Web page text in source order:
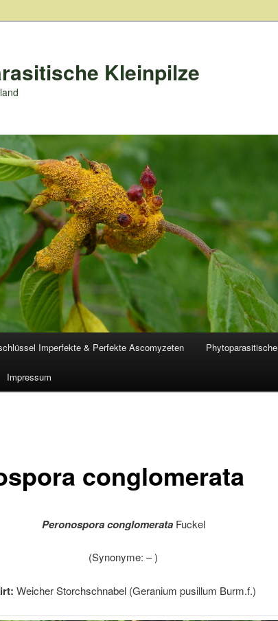
Kleinpilze
Imperfekte & Perfekte Ascomyzeten
Impressum
conglomerata
Peronospora conglomerataFuckel
(Synonyme: – )
Weicher Storchschnabel (Geranium pusillum Burm.f.)